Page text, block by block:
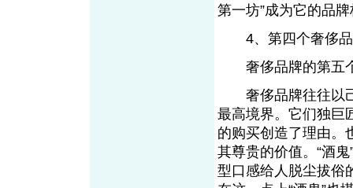
第一坊”成为它的品
4、第四个奢侈品
奢侈品牌的第五
奢侈品牌往往以己
最高境界。它们独巨
的购买创造了理由。
其尊贵的价值。“酒
型口感给人脱尘拔俗